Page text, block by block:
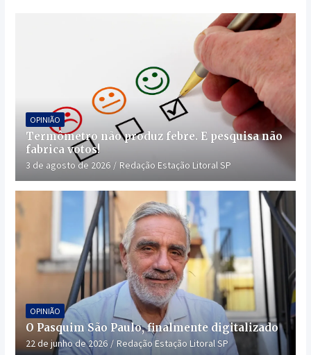
OPINIÃO
Termômetro não produz febre. E pesquisa não
fabrica votos!
3 de agosto de 2026 Redação Estação Litoral SP
OPINIÃO
O Pasquim São Paulo, finalmente digitalizado
22 de junho de 2026 Redação Estação Litoral SP